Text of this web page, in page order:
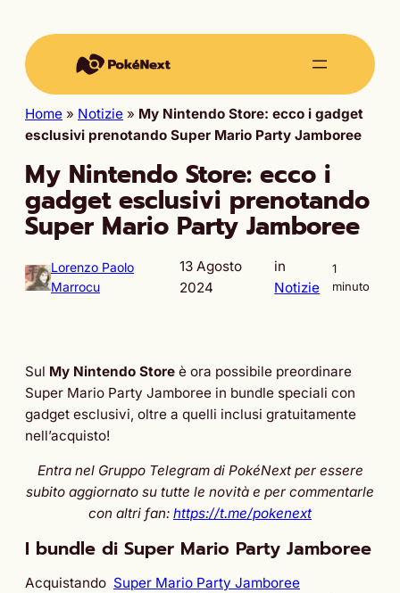
Home » Notizie » My Nintendo Store: ecco i gadget
esclusivi prenotando Super Mario Party Jamboree
My Nintendo Store: ecco i
gadget esclusivi prenotando
Super Mario Party Jamboree
Lorenzo Paolo
Marrocu
13 Agosto
2024
in
Notizie
1
minuto
Sul My Nintendo Store è ora possibile preordinare
Super Mario Party Jamboree in bundle speciali con
gadget esclusivi, oltre a quelli inclusi gratuitamente
nell’acquisto!
Entra nel Gruppo Telegram di PokéNext per essere
subito aggiornato su tutte le novità e per commentarle
con altri fan: https://t.me/pokenext
I bundle di Super Mario Party Jamboree
Acquistando Super Mario Party Jamboree